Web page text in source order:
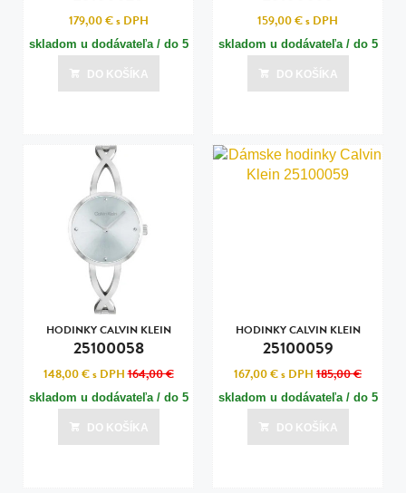
179,00 €s DPH
skladom u dodávateľa / do 5
dní
Posledná aktualizácia dnes o 11:00
DO KOŠÍKA
159,00 €s DPH
skladom u dodávateľa / do 5
dní
Posledná aktualizácia dnes o 11:00
DO KOŠÍKA
HODINKY CALVIN KLEIN
25100058
148,00 €s DPH164,00 €
skladom u dodávateľa / do 5
dní
Posledná aktualizácia dnes o 11:00
DO KOŠÍKA
HODINKY CALVIN KLEIN
25100059
167,00 €s DPH 185,00 €
skladom u dodávateľa / do 5
dní
Posledná aktualizácia dnes o 11:00
DO KOŠÍKA